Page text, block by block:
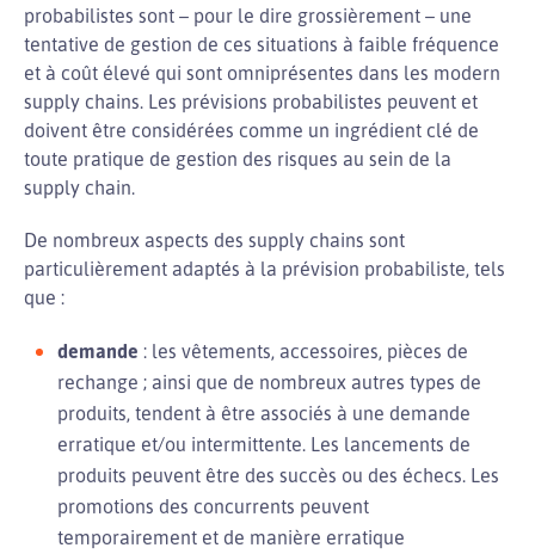
probabilistes sont – pour le dire grossièrement – une
tentative de gestion de ces situations à faible fréquence
et à coût élevé qui sont omniprésentes dans les modern
supply chains. Les prévisions probabilistes peuvent et
doivent être considérées comme un ingrédient clé de
toute pratique de gestion des risques au sein de la
supply chain.
De nombreux aspects des supply chains sont
particulièrement adaptés à la prévision probabiliste, tels
que :
demande : les vêtements, accessoires, pièces de
rechange ; ainsi que de nombreux autres types de
produits, tendent à être associés à une demande
erratique et/ou intermittente. Les lancements de
produits peuvent être des succès ou des échecs. Les
promotions des concurrents peuvent
temporairement et de manière erratique